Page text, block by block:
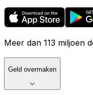
Meer dan 113 miljoen
Geld overmaken